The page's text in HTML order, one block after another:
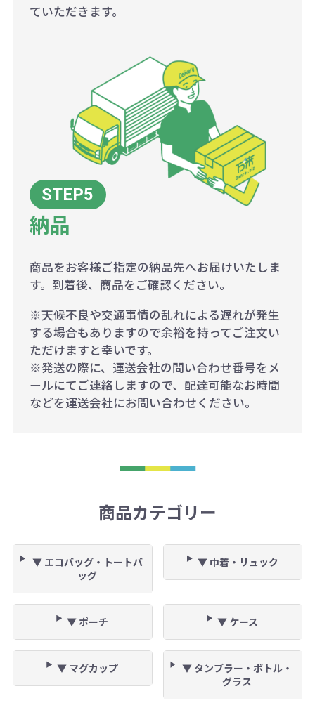
ていただきます。
納品
商品をお客様ご指定の納品先へお届けいたしま
す。到着後、商品をご確認ください。
※天候不良や交通事情の乱れによる遅れが発生
する場合もありますので余裕を持ってご注文い
ただけますと幸いです。
※発送の際に、運送会社の問い合わせ番号をメ
ールにてご連絡しますので、配達可能なお時間
などを運送会社にお問い合わせください。
商品カテゴリー
▼ エコバッグ・トートバ
ッグ
▼ 巾着・リュック
▼ ポーチ ▼ ケース
▼ マグカップ
▼ タンブラー・ボトル・
グラス